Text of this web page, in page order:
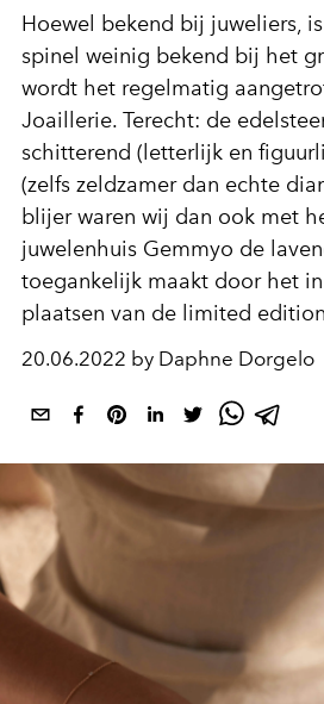
Hoewel bekend bij juweliers,
spinel weinig bekend bij het
wordt het regelmatig
Joaillerie. Terecht: de
schitterend (letterlijk en
(zelfs zeldzamer dan echte
blijer waren wij dan ook met
juwelenhuis Gemmyo de
toegankelijk maakt door het
plaatsen van de limited
20.06.2022 by Daphne Dorgelo